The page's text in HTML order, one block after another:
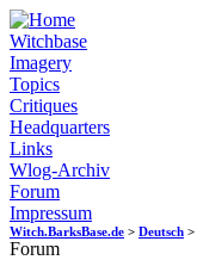
Witchbase
Imagery
Topics
Critiques
Headquarters
Links
Wlog-Archiv
Forum
Impressum
Witch.BarksBase.de > Deutsch >
Forum